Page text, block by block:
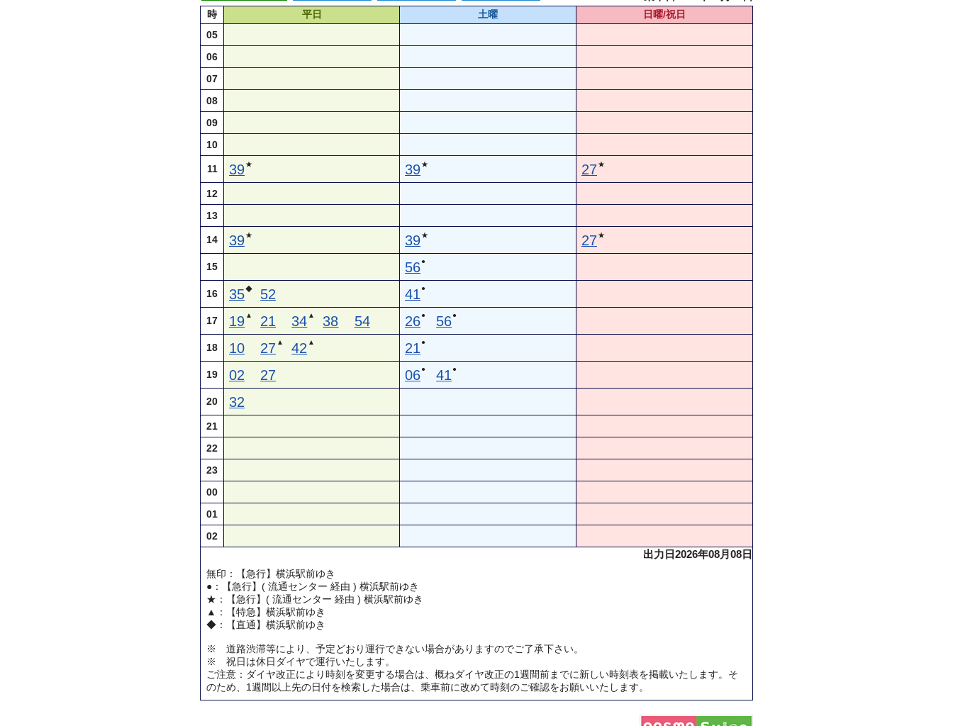
時 平日 土曜
日曜/祝日
05
06
07
08
09
10
11 39★ 39★ 27★
12
13
14 39★ 39★ 27★
15 56●
16 35◆ 52 41 ●
17 19 ▲ 21 34 ▲ 38 54 26● 56●
18 10 27 ▲ 42 ▲ 21 ●
19 02 27 06● 41 ●
20 32
21
22
23
00
01
02
出力日2026年08月08日
無印：【急行】横浜駅前ゆき
●：【急行】( 流通センター 経由 ) 横浜駅前ゆき
★：【急行】( 流通センター 経由 ) 横浜駅前ゆき
▲：【特急】横浜駅前ゆき
◆：【直通】横浜駅前ゆき
※ 道路渋滞等により、予定どおり運行できない場合がありますのでご了承下さい。
※ 祝日は休日ダイヤで運行いたします。
ご注意：ダイヤ改正により時刻を変更する場合は、概ねダイヤ改正の1週間前までに新しい時刻表を掲載いたします。そ
のため、1週間以上先の日付を検索した場合は、乗車前に改めて時刻のご確認をお願いいたします。